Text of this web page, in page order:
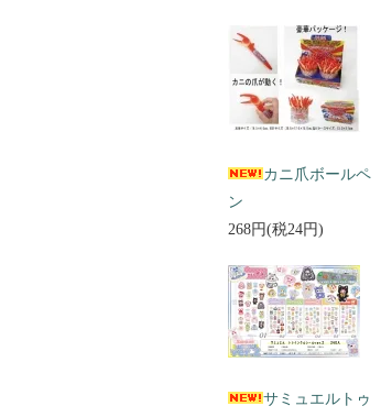
カニ爪ボールペ
ン
268円(税24円)
サミュエルトゥ